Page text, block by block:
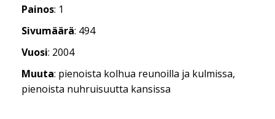
Painos: 1
Sivumäärä: 494
Vuosi: 2004
Muuta: pienoista kolhua reunoilla ja kulmissa,
pienoista nuhruisuutta kansissa